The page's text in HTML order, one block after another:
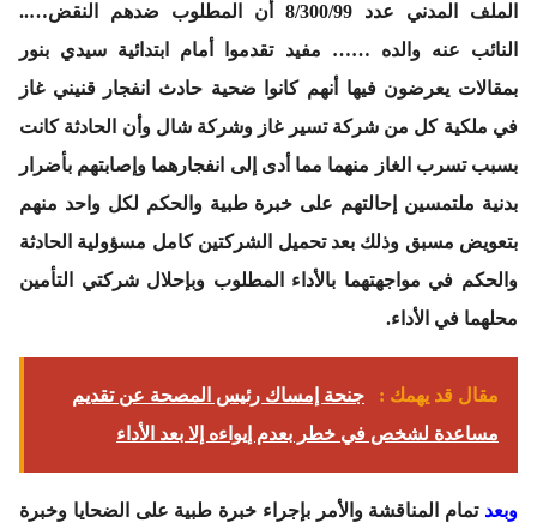
الملف المدني عدد 8/300/99 أن المطلوب ضدهم النقض…..
النائب عنه والده …… مفيد تقدموا أمام ابتدائية سيدي بنور
بمقالات يعرضون فيها أنهم كانوا ضحية حادث انفجار قنيني غاز
في ملكية كل من شركة تسير غاز وشركة شال وأن الحادثة كانت
بسبب تسرب الغاز منهما مما أدى إلى انفجارهما وإصابتهم بأضرار
بدنية ملتمسين إحالتهم على خبرة طبية والحكم لكل واحد منهم
بتعويض مسبق وذلك بعد تحميل الشركتين كامل مسؤولية الحادثة
والحكم في مواجهتهما بالأداء المطلوب وبإحلال شركتي التأمين
محلهما في الأداء.
مقال قد يهمك :
جنحة إمساك رئيس المصحة عن تقديم
مساعدة لشخص في خطر بعدم إيواءه إلا بعد الأداء
وبعد تمام المناقشة والأمر بإجراء خبرة طبية على الضحايا وخبرة